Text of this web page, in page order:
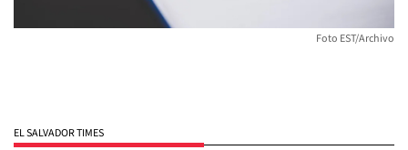
Foto EST/Archivo
EL SALVADOR TIMES